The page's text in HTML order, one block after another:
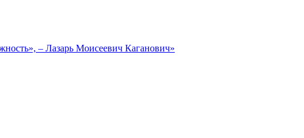
– Лазарь Моисеевич Каганович»